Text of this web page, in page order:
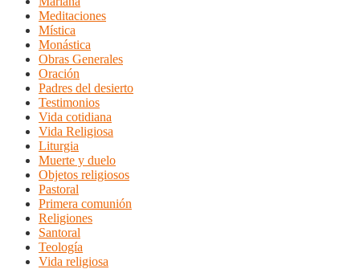
Meditaciones
Mística
Monástica
Obras Generales
Oración
Padres del desierto
Testimonios
Vida cotidiana
Vida Religiosa
Liturgia
Muerte y duelo
Objetos religiosos
Pastoral
Primera comunión
Religiones
Santoral
Teología
Vida religiosa